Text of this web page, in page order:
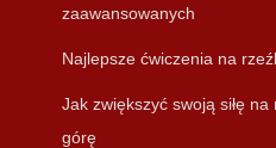
zaawansowanych
Najlepsze ćwiczenia na
Jak zwiększyć swoją siłę
górę